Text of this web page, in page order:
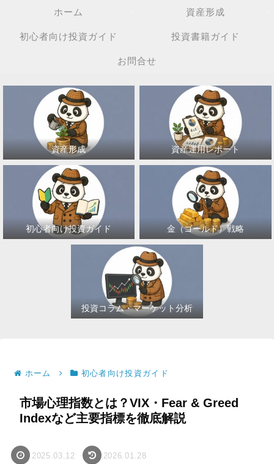
ホーム 資産形成
初心者向け投資ガイド 投資書籍ガイド
お問合せ
資産形成 資産運用レポート
初心者向け投資ガイド 金（ゴールド）戦略
投資コラム・マーケット分析
ホーム 初心者向け投資ガイド
市場心理指数とは？VIX・Fear & Greed
Indexなど主要指標を徹底解説
2025.03.12 2026.01.28